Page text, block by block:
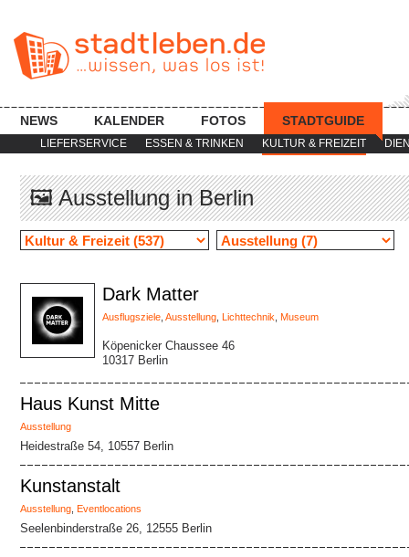
LIEFERSERVICE ESSEN & TRINKEN KULTUR & FREIZEIT
NEWS KALENDER FOTOS STADTGUIDE
🖼 Ausstellung in Berlin
Dark Matter
Ausflugsziele Ausstellung Lichttechnik Museum
Köpenicker Chaussee 46
10317 Berlin
Haus Kunst Mitte
Ausstellung
Heidestraße 54, 10557 Berlin
Kunstanstalt
Ausstellung Eventlocations
Seelenbinderstraße 26, 12555 Berlin